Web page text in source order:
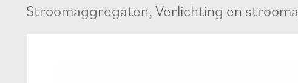
Stroomaggregaten,Verlichting en